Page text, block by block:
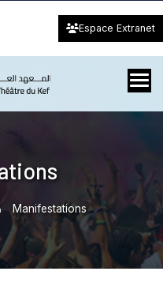
Espace Extranet
Manifestations